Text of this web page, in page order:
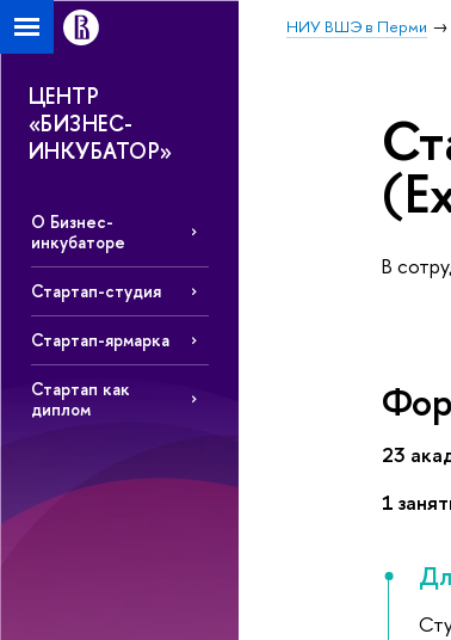
НИУ ВШЭ в Перми
ЦЕНТР
«БИЗНЕС-
ИНКУБАТОР»
О Бизнес-
инкубаторе
Стартап-студия
Стартап-ярмарка
Стартап как
диплом
В
23
1